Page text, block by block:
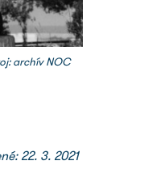
archív NOC
22. 3. 2021